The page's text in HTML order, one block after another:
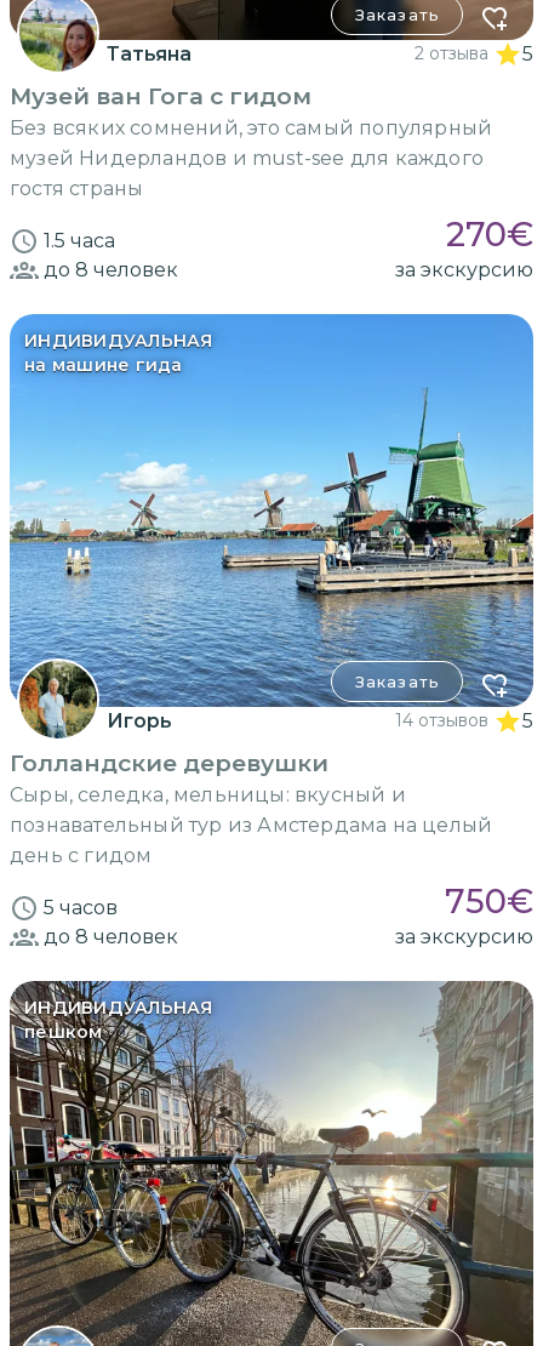
Заказать
Татьяна 2 отзыва 5
Музей ван Гога с гидом
Без всяких сомнений, это самый популярный
музей Нидерландов и must-see для каждого
гостя страны
1.5 часа 270€
до 8 человек за экскурсию
ИНДИВИДУАЛЬНАЯ
на машине гида
Заказать
Игорь 14 отзывов 5
Голландские деревушки
Сыры, селедка, мельницы: вкусный и
познавательный тур из Амстердама на целый
день с гидом
5 часов 750€
до 8 человек за экскурсию
ИНДИВИДУАЛЬНАЯ
пешком